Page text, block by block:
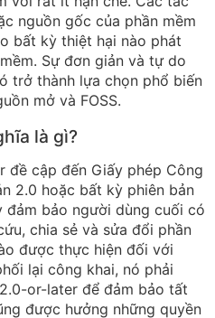
nguồn gốc của phần mềm
bất kỳ thiệt hại nào phát
Sự đơn giản và tự do
trở thành lựa chọn phổ biến
mở và FOSS.
là gì?
đề cập đến Giấy phép Công
2.0 hoặc bất kỳ phiên bản
đảm bảo người dùng cuối có
chia sẻ và sửa đổi phần
được thực hiện đối với
lại công khai, nó phải
or-later để đảm bảo tất
được hưởng những quyền